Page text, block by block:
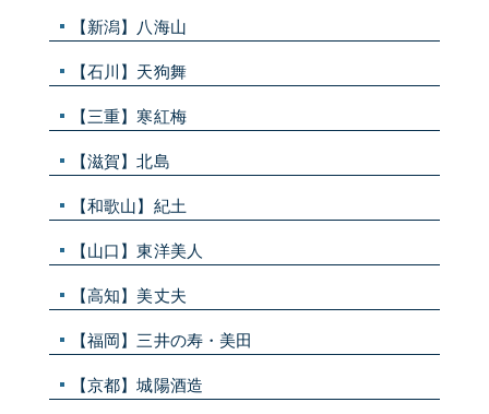
【新潟】八海山
【石川】天狗舞
【三重】寒紅梅
【滋賀】北島
【和歌山】紀土
【山口】東洋美人
【高知】美丈夫
【福岡】三井の寿・美田
【京都】城陽酒造